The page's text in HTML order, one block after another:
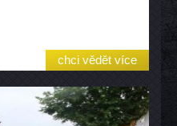
chci vědět více